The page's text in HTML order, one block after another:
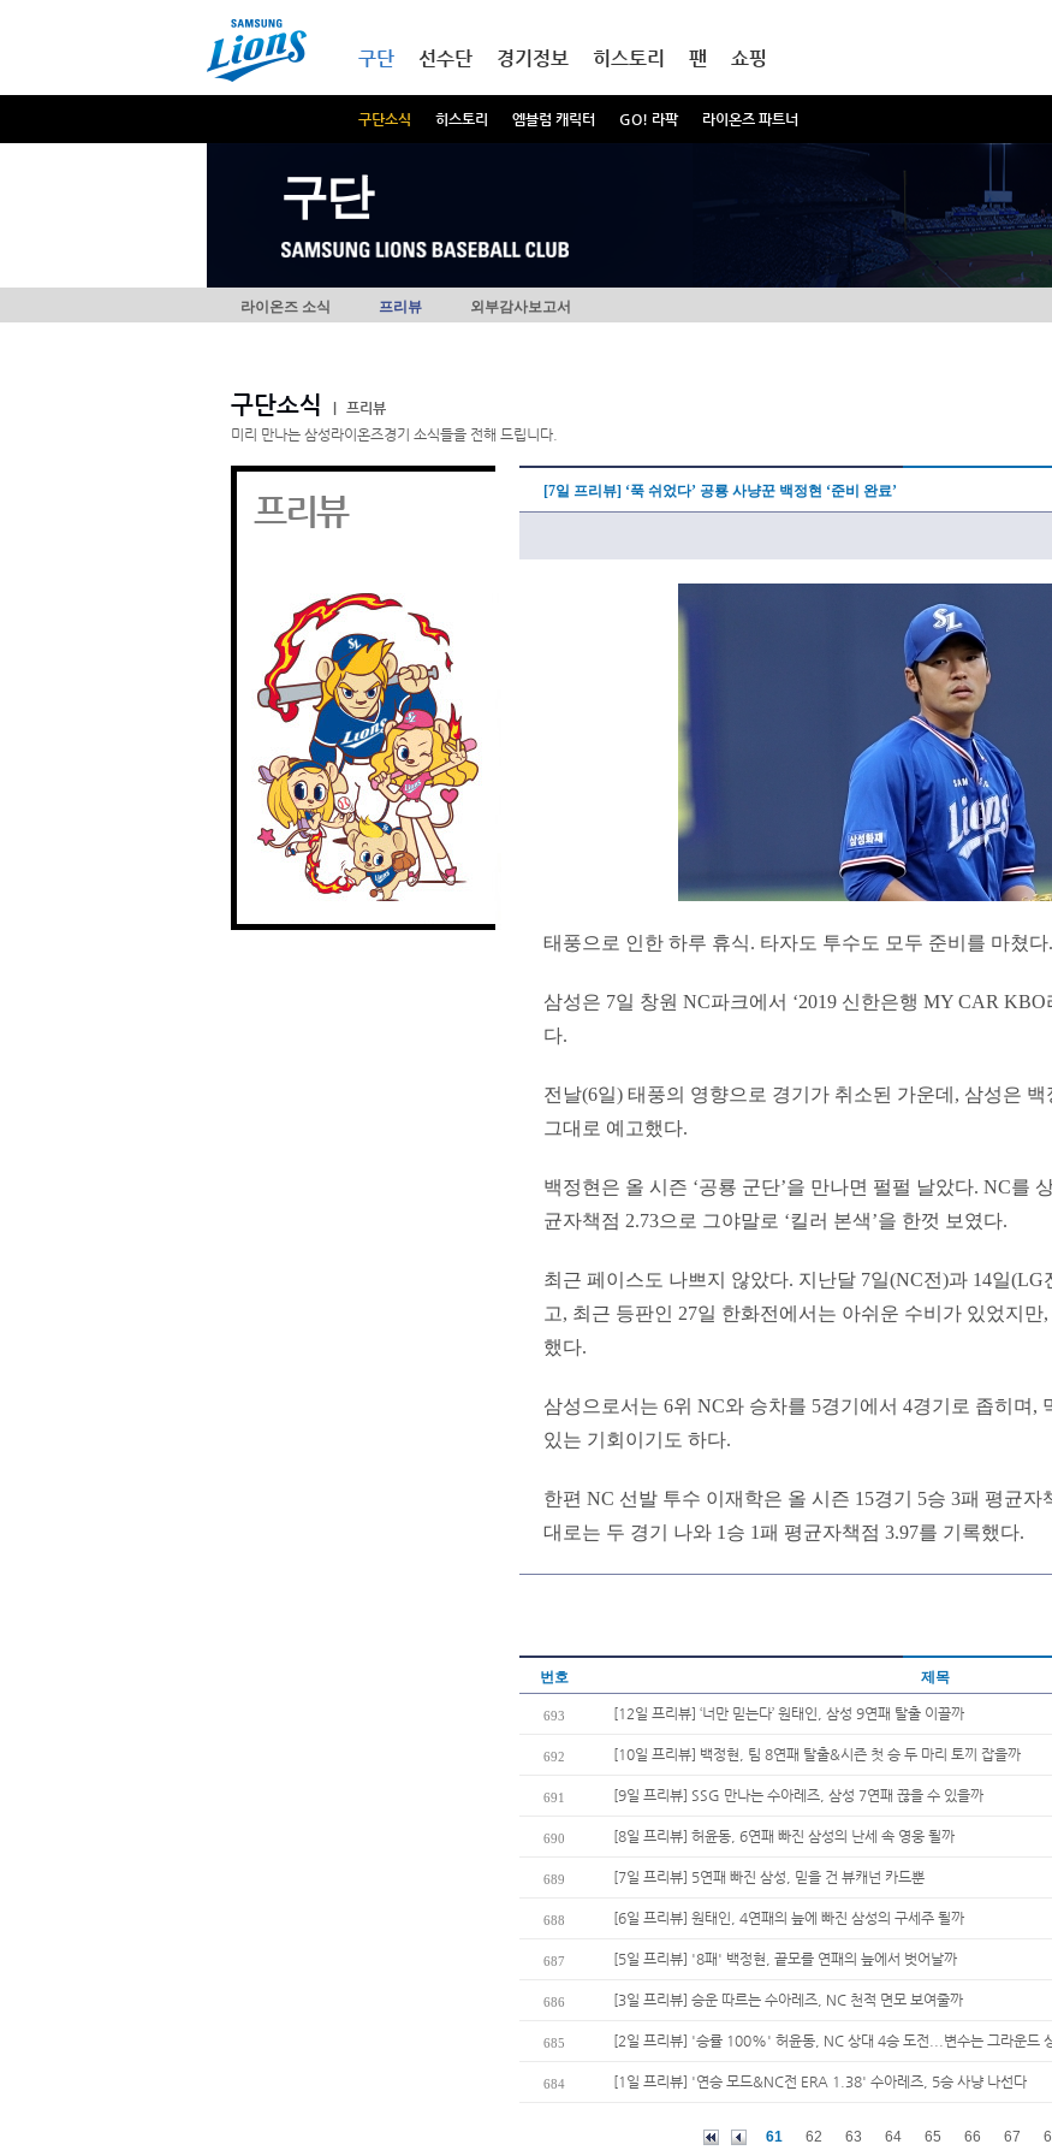
구단
구단소식 히스토리 엠블럼 캐릭터 GO! 라팍 라이온즈 파트너
선수단 경기정보 히스토리 팬 쇼핑
구단
라이온즈 소식 프리뷰 외부감사보고서
구단소식
프리뷰
미리 만나는 삼성라이온즈경기 소식들을 전해 드립니다.
프리뷰 [7일 프리뷰] ‘푹 쉬었다’ 공룡 사냥꾼 백정현 ‘준비 완료’
태풍으로 인한 하루 휴식. 타자도 투수도 모두 준비를 마쳤다.
삼성은 7일 창원 NC파크에서 ‘2019 신한은행 MY CAR
다.
전날(6일) 태풍의 영향으로 경기가 취소된 가운데, 삼성은
그대로 예고했다.
백정현은 올 시즌 ‘공룡 군단’을 만나면 펄펄 날았다. NC를
균자책점 2.73으로 그야말로 ‘킬러 본색’을 한껏 보였다.
최근 페이스도 나쁘지 않았다. 지난달 7일(NC전)과 14일
고, 최근 등판인 27일 한화전에서는 아쉬운 수비가 있었지
했다.
삼성으로서는 6위 NC와 승차를 5경기에서 4경기로 좁히며,
있는 기회이기도 하다.
한편 NC 선발 투수 이재학은 올 시즌 15경기 5승 3패 평균
대로는 두 경기 나와 1승 1패 평균자책점 3.97를 기록했다.
번호 제목
693 [12일 프리뷰] ‘너만 믿는다’ 원태인, 삼성 9연패 탈출 이끌까
692 [10일 프리뷰] 백정현, 팀 8연패 탈출&시즌 첫 승 두 마리 토끼 잡을까
691 [9일 프리뷰] SSG 만나는 수아레즈, 삼성 7연패 끊을 수 있을까
690 [8일 프리뷰] 허윤동, 6연패 빠진 삼성의 난세 속 영웅 될까
689 [7일 프리뷰] 5연패 빠진 삼성, 믿을 건 뷰캐넌 카드뿐
688 [6일 프리뷰] 원태인, 4연패의 늪에 빠진 삼성의 구세주 될까
687 [5일 프리뷰] '8패' 백정현, 끝모를 연패의 늪에서 벗어날까
686 [3일 프리뷰] 승운 따르는 수아레즈, NC 천적 면모 보여줄까
685 [2일 프리뷰] '승률 100%' 허윤동, NC 상대 4승 도전...변수는 그라운드
684 [1일 프리뷰] '연승 모드&NC전 ERA 1.38' 수아레즈, 5승 사냥 나선다
61 62 63 64 65 66 67